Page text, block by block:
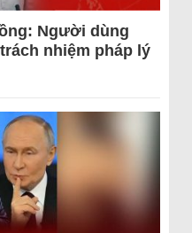
Người dùng
nhiệm pháp lý